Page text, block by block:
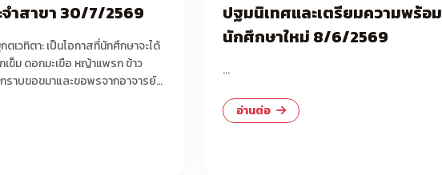
จำสาขา 30/7/2569
วทิตา: เป็นโอกาสที่นักศึกษาจะได้
ข็ม ดอกมะเขือ หญ้าแพรก ข้าว
ราบขอขมาและขอพรจากอาจารย์ที่
ปฐมนิเทศและเตรียมความพร้อม
นักศึกษาใหม่ 8/6/2569
...
อ่านต่อ